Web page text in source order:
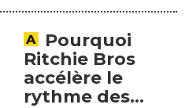
d’Evolis
Pourquoi
Ritchie Bros
accélère le
rythme des